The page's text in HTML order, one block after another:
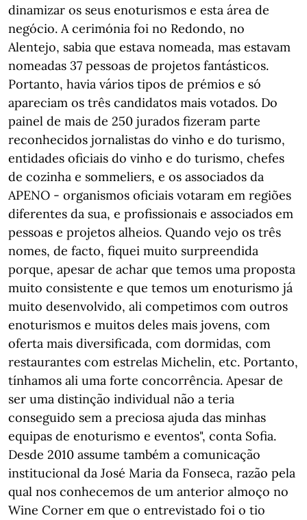
dinamizar os seus enoturismos e esta área de
negócio. A cerimónia foi no Redondo, no
Alentejo, sabia que estava nomeada, mas estavam
nomeadas 37 pessoas de projetos fantásticos.
Portanto, havia vários tipos de prémios e só
apareciam os três candidatos mais votados. Do
painel de mais de 250 jurados fizeram parte
reconhecidos jornalistas do vinho e do turismo,
entidades oficiais do vinho e do turismo, chefes
de cozinha e sommeliers, e os associados da
APENO - organismos oficiais votaram em regiões
diferentes da sua, e profissionais e associados em
pessoas e projetos alheios. Quando vejo os três
nomes, de facto, fiquei muito surpreendida
porque, apesar de achar que temos uma proposta
muito consistente e que temos um enoturismo já
muito desenvolvido, ali competimos com outros
enoturismos e muitos deles mais jovens, com
oferta mais diversificada, com dormidas, com
restaurantes com estrelas Michelin, etc. Portanto,
tínhamos ali uma forte concorrência. Apesar de
ser uma distinção individual não a teria
conseguido sem a preciosa ajuda das minhas
equipas de enoturismo e eventos", conta Sofia.
Desde 2010 assume também a comunicação
institucional da José Maria da Fonseca, razão pela
qual nos conhecemos de um anterior almoço no
Wine Corner em que o entrevistado foi o tio